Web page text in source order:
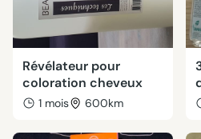
Révélateur pour
coloration cheveux
1 mois 600km